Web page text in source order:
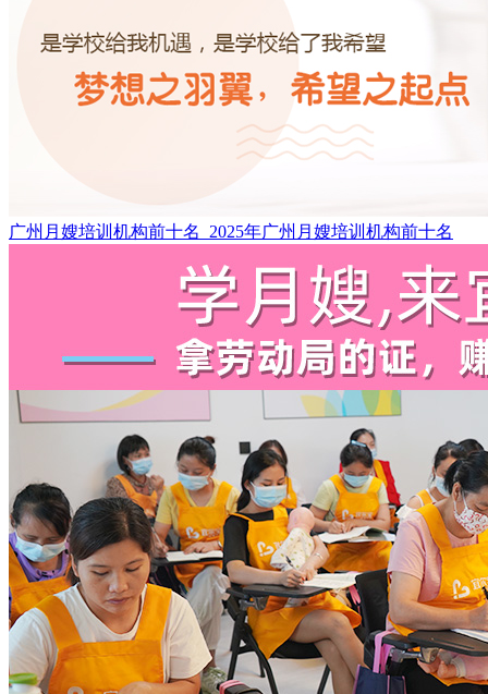
广州月嫂培训机构前十名_2025年广州月嫂培训机构前十名